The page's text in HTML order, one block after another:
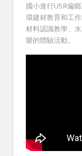
國小進行USR偏
環建材教育和工
材料認識教學、
樂的體驗活動。